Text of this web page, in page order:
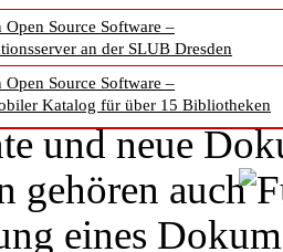
Source Software –
an der SLUB Dresden
Source Software –
Katalog für über 15 Bibliotheken
: Im
und neue
gehören auch
eines